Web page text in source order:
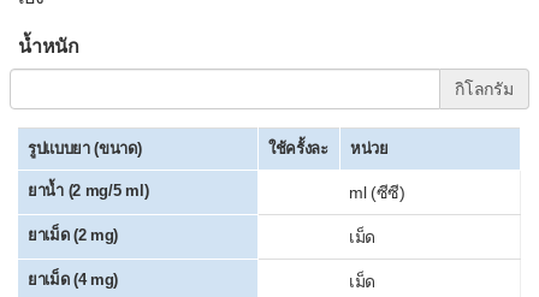
Fexofenadine
Hydroxyzine
น้ำหนัก
กิโลกรัม
รูปแบบยา (ขนาด) ใช้ครั้งละ หน่วย
ยาน้ำ (2 mg/5 ml) ml (ซีซี)
ยาเม็ด (2 mg) เม็ด
ยาเม็ด (4 mg) เม็ด